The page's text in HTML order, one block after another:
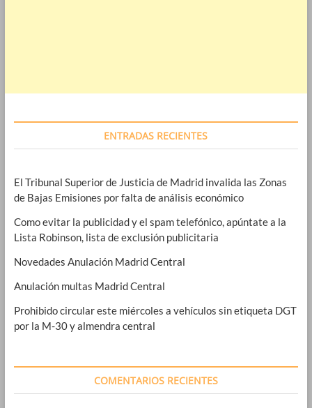
ENTRADAS RECIENTES
El Tribunal Superior de Justicia de Madrid invalida las Zonas
de Bajas Emisiones por falta de análisis económico
Como evitar la publicidad y el spam telefónico, apúntate a la
Lista Robinson, lista de exclusión publicitaria
Novedades Anulación Madrid Central
Anulación multas Madrid Central
Prohibido circular este miércoles a vehículos sin etiqueta DGT
por la M-30 y almendra central
COMENTARIOS RECIENTES